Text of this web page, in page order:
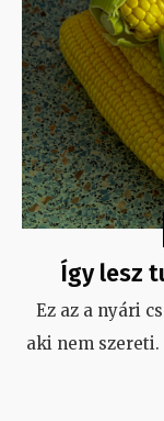
Így lesz
Ez az a nyári
aki nem